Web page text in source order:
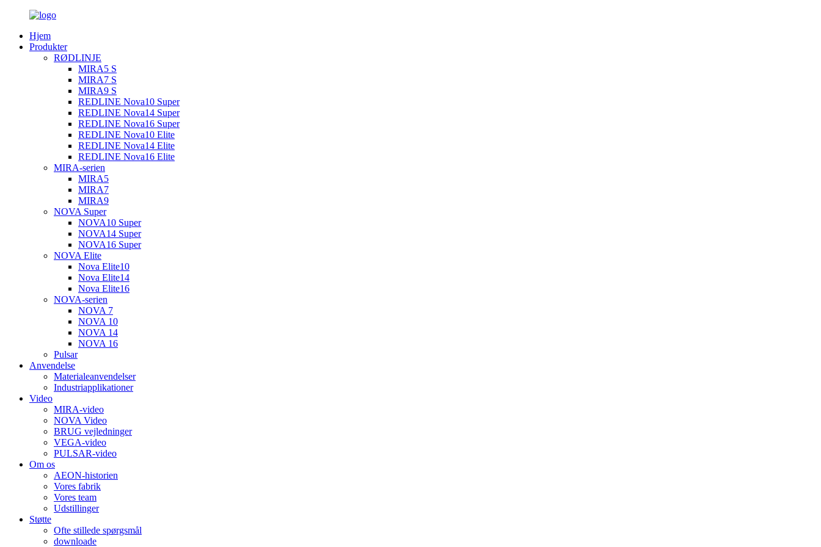
Hjem
Produkter
RØDLINJE
MIRA5 S
MIRA7 S
MIRA9 S
REDLINE Nova10 Super
REDLINE Nova14 Super
REDLINE Nova16 Super
REDLINE Nova10 Elite
REDLINE Nova14 Elite
REDLINE Nova16 Elite
MIRA-serien
MIRA5
MIRA7
MIRA9
NOVA Super
NOVA10 Super
NOVA14 Super
NOVA16 Super
NOVA Elite
Nova Elite10
Nova Elite14
Nova Elite16
NOVA-serien
NOVA 7
NOVA 10
NOVA 14
NOVA 16
Pulsar
Anvendelse
Materialeanvendelser
Industriapplikationer
Video
MIRA-video
NOVA Video
BRUG vejledninger
VEGA-video
PULSAR-video
Om os
AEON-historien
Vores fabrik
Vores team
Udstillinger
Støtte
Ofte stillede spørgsmål
downloade